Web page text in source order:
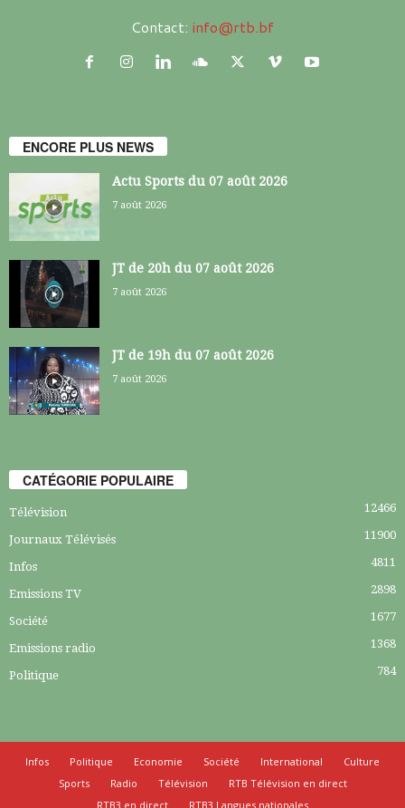
Contact: info@rtb.bf
ENCORE PLUS NEWS
Actu Sports du 07 août 2026
7 août 2026
JT de 20h du 07 août 2026
7 août 2026
JT de 19h du 07 août 2026
7 août 2026
CATÉGORIE POPULAIRE
Télévision 12466
Journaux Télévisés 11900
Infos 4811
Emissions TV 2898
Société 1677
Emissions radio 1368
Politique 784
Infos Politique Economie Société International
Culture
Sports
Radio Télévision
RTB Télévision en direct
RTB3 en direct
RTB3 Langues nationales